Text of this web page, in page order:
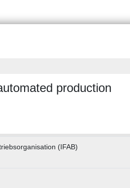
production
(IFAB)